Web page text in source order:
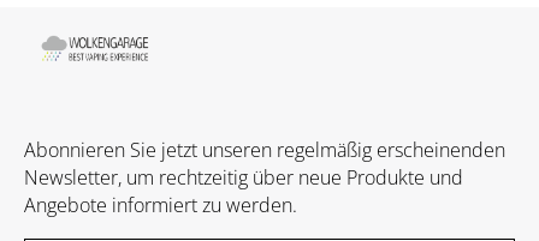
Abonnieren Sie jetzt unseren regelmäßig erscheinenden
Newsletter, um rechtzeitig über neue Produkte und
Angebote informiert zu werden.